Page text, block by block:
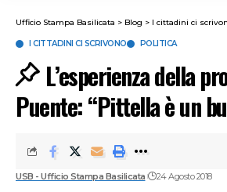
Ufficio Stampa Basilicata > Blog > I cittadini ci
I CITTADINI CI SCRIVONO POLITICA
L’esperienza della
Puente: “Pittella è un
USB - Ufficio Stampa Basilicata 24 Agosto 2018